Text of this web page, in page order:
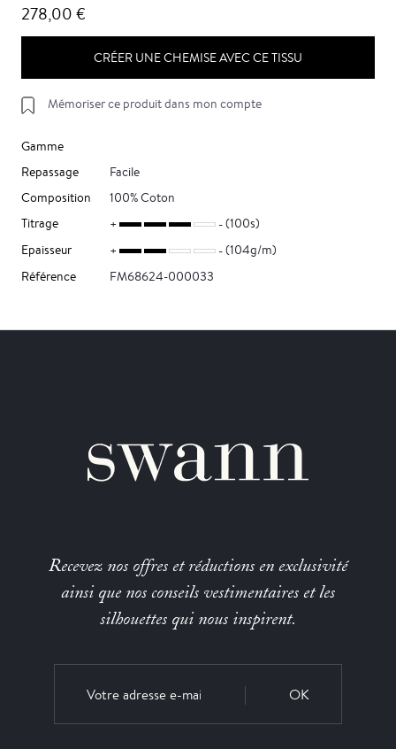
278,00 €
CRÉER UNE CHEMISE AVEC CE TISSU
Mémoriser ce produit dans mon compte
Gamme
Repassage
Facile
Composition
100% Coton
Titrage
(100s)
Epaisseur
(104g/m)
Référence
FM68624-000033
Recevez nos offres et réductions en exclusivité
ainsi que nos conseils vestimentaires et les
silhouettes qui nous inspirent.
OK